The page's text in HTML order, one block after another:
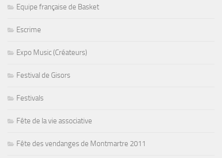
Equipe française de Basket
Escrime
Expo Music (Créateurs)
Festival de Gisors
Festivals
Fête de la vie associative
Fête des vendanges de Montmartre 2011